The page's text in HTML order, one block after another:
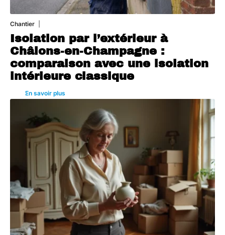
Chantier
Isolation par l’extérieur à
Châlons-en-Champagne :
comparaison avec une isolation
intérieure classique
En savoir plus